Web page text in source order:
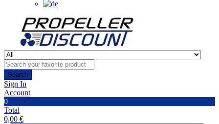
Search
Sign In
Account
0
Total
0,00 €